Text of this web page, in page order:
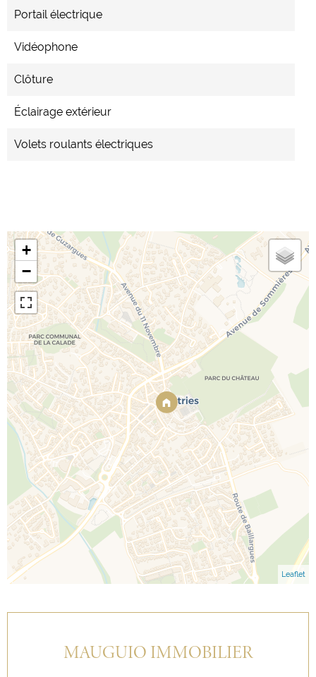
Portail électrique
Vidéophone
Clôture
Éclairage extérieur
Volets roulants électriques
+
−
Leaflet
MAUGUIO IMMOBILIER